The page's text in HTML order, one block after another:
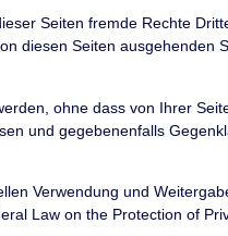
Seiten fremde Rechte
diesen Seiten
ohne dass von Ihrer
und gegebenenfalls
Verwendung und
Law on the Protection of